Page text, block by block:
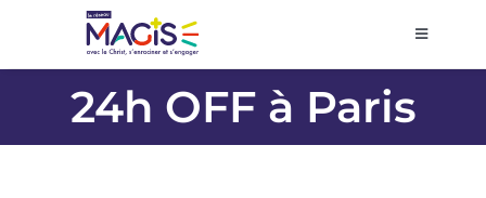
contenu
Toggle
24h OFF à Paris